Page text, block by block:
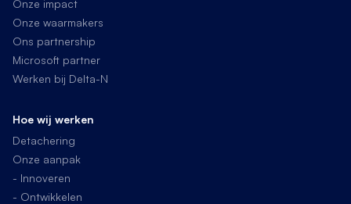
Onze impact
Onze waarmakers
Ons partnership
Microsoft partner
Werken bij Delta-N
Hoe wij werken
Detachering
Onze aanpak
- Innoveren
- Ontwikkelen